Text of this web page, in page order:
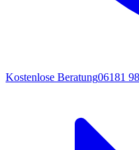
Kostenlose Beratung06181